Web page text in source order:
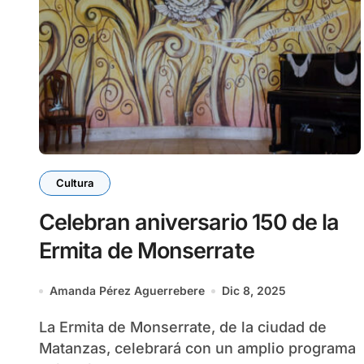
Cultura
Celebran aniversario 150 de la
Ermita de Monserrate
Amanda Pérez Aguerrebere Dic 8, 2025
La Ermita de Monserrate, de la ciudad de
Matanzas, celebrará con un amplio programa